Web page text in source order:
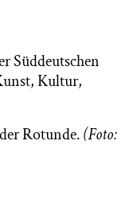
Süddeutschen
Kultur,
Rotunde.(Foto: